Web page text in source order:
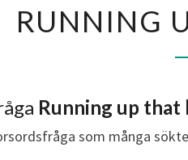
RUNNING
Running up that
som många